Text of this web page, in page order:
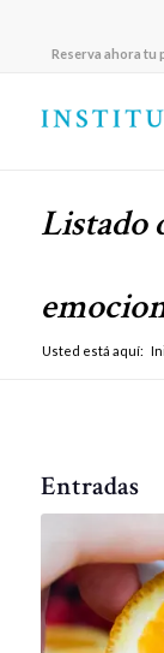
Reserva ahora tu
Listado
Usted está aquí:
Entradas